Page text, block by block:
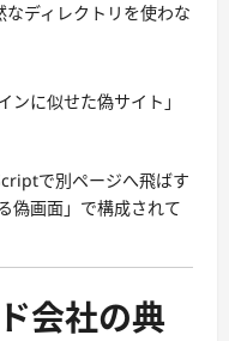
ディレクトリを使わな
に似せた偽サイト」
で別ページへ飛ばす
偽画面」で構成されて
会社の典